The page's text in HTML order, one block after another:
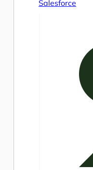
Salesforce